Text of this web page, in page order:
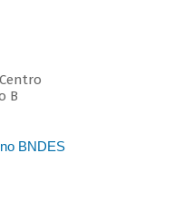
B
BNDES